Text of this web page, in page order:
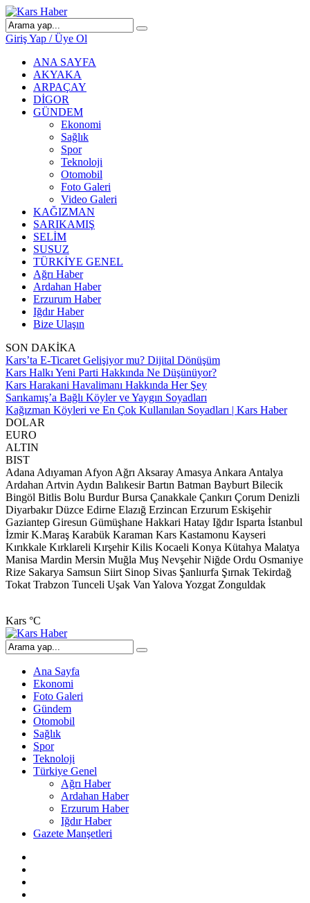
Giriş Yap / Üye Ol
ANA SAYFA
AKYAKA
ARPAÇAY
DİGOR
GÜNDEM
Ekonomi
Sağlık
Spor
Teknoloji
Otomobil
Foto Galeri
Video Galeri
KAĞIZMAN
SARIKAMIŞ
SELİM
SUSUZ
TÜRKİYE GENEL
Ağrı Haber
Ardahan Haber
Erzurum Haber
Iğdır Haber
Bize Ulaşın
SON DAKİKA
Kars’ta E-Ticaret Gelişiyor mu? Dijital Dönüşüm
Kars Halkı Yeni Parti Hakkında Ne Düşünüyor?
Kars Harakani Havalimanı Hakkında Her Şey
Sarıkamış’a Bağlı Köyler ve Yaygın Soyadları
Kağızman Köyleri ve En Çok Kullanılan Soyadları | Kars Haber
DOLAR
EURO
ALTIN
BIST
Adana Adıyaman Afyon Ağrı Aksaray Amasya Ankara Antalya
Ardahan Artvin Aydın Balıkesir Bartın Batman Bayburt Bilecik
Bingöl Bitlis Bolu Burdur Bursa Çanakkale Çankırı Çorum Denizli
Diyarbakır Düzce Edirne Elazığ Erzincan Erzurum Eskişehir
Gaziantep Giresun Gümüşhane Hakkari Hatay Iğdır Isparta İstanbul
İzmir K.Maraş Karabük Karaman Kars Kastamonu Kayseri
Kırıkkale Kırklareli Kırşehir Kilis Kocaeli Konya Kütahya Malatya
Manisa Mardin Mersin Muğla Muş Nevşehir Niğde Ordu Osmaniye
Rize Sakarya Samsun Siirt Sinop Sivas Şanlıurfa Şırnak Tekirdağ
Tokat Trabzon Tunceli Uşak Van Yalova Yozgat Zonguldak
Kars °C
Ana Sayfa
Ekonomi
Foto Galeri
Gündem
Otomobil
Sağlık
Spor
Teknoloji
Türkiye Genel
Ağrı Haber
Ardahan Haber
Erzurum Haber
Iğdır Haber
Gazete Manşetleri